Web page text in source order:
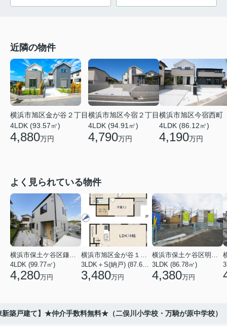
近隣の物件
横浜市旭区金が谷２丁目
4LDK (93.57㎡)
4,880万円
横浜市旭区今宿２丁目
4LDK (94.91㎡)
4,790万円
横浜市旭区今宿西町
4LDK (86.12㎡)
4,190万円
よく見られている物件
4LDK (99.77㎡)
4,280万円 3,480万円
3LDK (86.78㎡)
4,380万円
築戸建て】★仲介手数料無料★（二俣川小学校・万騎が原中学校）